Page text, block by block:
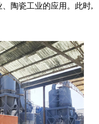
陶瓷工业的应用。此时,